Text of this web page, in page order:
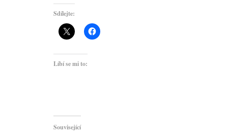
Sdílejte:
Líbí se mi to:
Související